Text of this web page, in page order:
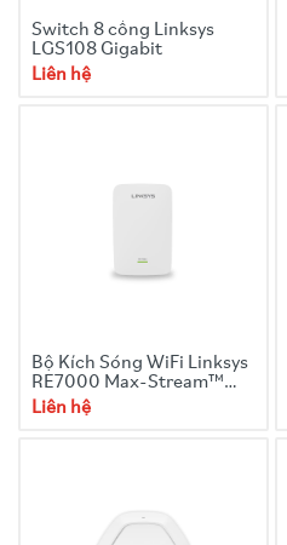
Switch 8 cổng Linksys
LGS108 Gigabit
Liên hệ
Bộ Kích Sóng WiFi Linksys
RE7000 Max-Stream™
AC1900+ Wi-Fi Range
Extender
Liên hệ